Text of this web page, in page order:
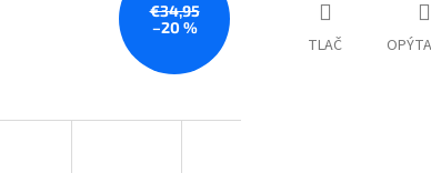
€34,95
–20 %
TLAČ